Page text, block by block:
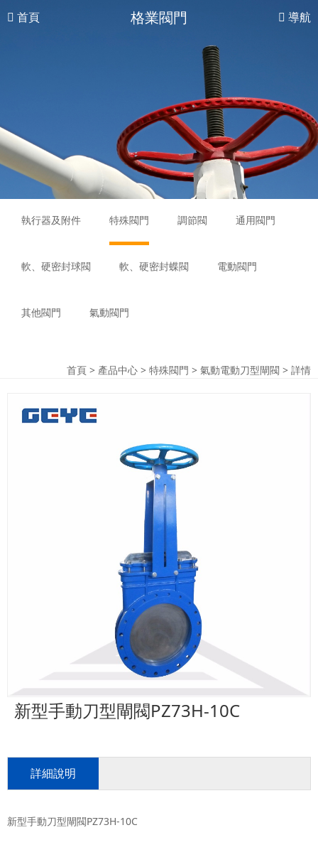
首頁 格業閥門 導航
執行器及附件 特殊閥門 調節閥 通用閥門
軟、硬密封球閥 軟、硬密封蝶閥 電動閥門
其他閥門 氣動閥門
首頁 > 產品中心 > 特殊閥門 > 氣動電動刀型閘閥 > 詳情
新型手動刀型閘閥PZ73H-10C
詳細說明
新型手動刀型閘閥PZ73H-10C